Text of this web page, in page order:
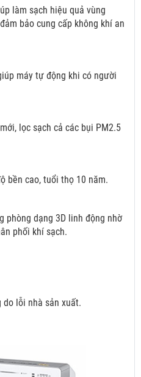
làm sạch hiệu quả vùng
bảo cung cấp không khí an
máy tự động khi có người
lọc sạch cả các bụi PM2.5
bền cao, tuổi thọ 10 năm.
phòng dạng 3D linh động nhờ
phối khí sạch.
do lỗi nhà sản xuất.